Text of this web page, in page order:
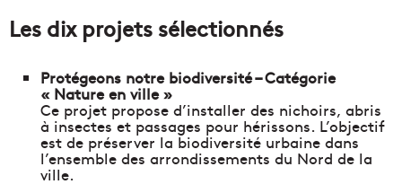
Les dix projets sélectionnés
Protégeons notre biodiversité – Catégorie
« Nature en ville »
Ce projet propose d’installer des nichoirs, abris
à insectes et passages pour hérissons. L’objectif
est de préserver la biodiversité urbaine dans
l’ensemble des arrondissements du Nord de la
ville.